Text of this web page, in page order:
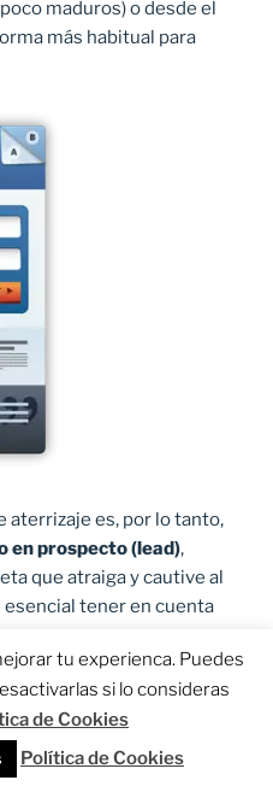
maduros) o desde el
más habitual para
aterrizaje es, por lo tanto,
prospecto (lead),
que atraiga y cautive al
esencial tener en cuenta
de valor de la página de
la búsqueda del
a internet y hacen
un usuario busca
tu experienca. Puedes
si lo consideras
de Cookies
Política de Cookies